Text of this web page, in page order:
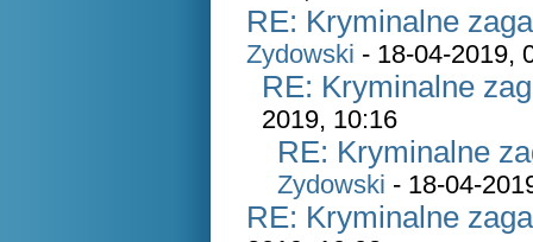
RE: Kryminalne
Zydowski - 18-04-2019,
RE: Kryminalne
2019, 10:16
RE: Kryminalne
Zydowski - 18-04-
RE: Kryminalne